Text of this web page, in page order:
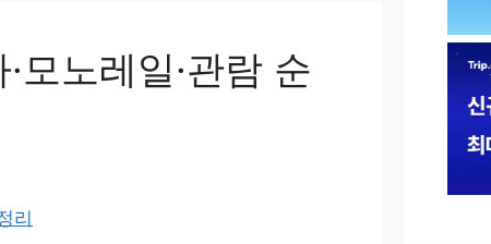
모노레일·관람 순